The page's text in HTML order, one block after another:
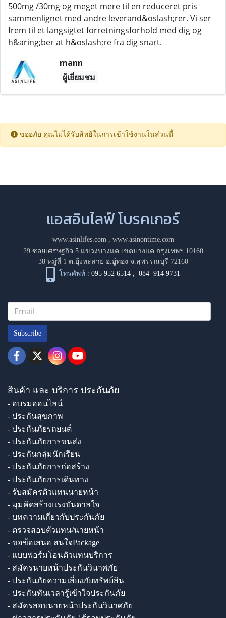
500mg /30mg og meget mere til en reduceret pris
sammenlignet med andre leverand&oslash;rer. Vi ser
frem til et langsigtet forretningsforhold med dig og
h&aring;ber at h&oslash;re fra dig snart.
mann
ผู้เยี่ยมชม
ขออภัย คุณไม่ได้รับสิทธิในการเข้าใช้งานในส่วนนี้
แอสอินไลฟ์ โบรคเกอร์
www.asinlifes.com, www.asinontime.com
29 ซอยเศรษฐกิจ 5 แขวงบางแค เขตบางแค กรุงเทพฯ 10160
38 หมู่ที่ 1 ต.ยุ้งทะลาย อ.อู่ทอง จ.สุพรรณบุรี 72160
โทรศัพท์ : 095 952 6514 ,084 914 9731
Subscribe
สินค้า และ บริการ ประกันภัย
- อบรมออนไลน์
- ประกันสุขภาพ
- ประกันภัยรถยนต์
- ประกันภัยการขนส่ง
- ประกันกลุ่มนักเรียน
- ประกันภัยการก่อสร้าง
- ประกันภัยการเดินทาง
- รับสมัครตัวแทนนายหน้า
- มุมคิดสร้างแรงบันดาลใจ
- บทความเกี่ยวกับประกันภัย
- ตรวจสอบตัวแทน/นายหน้า
- ขอข้อเสนอ สนใจPackage
- แบบฟอร์มโอนตัวแทนบริการ
- สมัครนายหน้าประกันวินาศภัย
- ประกันภัยความเสี่ยงภัยทรัพย์สิน
- ประกันทันเวลารู้เข้าใจประกันภัย
- สมัครสอบนายหน้าประกันวินาศภัย